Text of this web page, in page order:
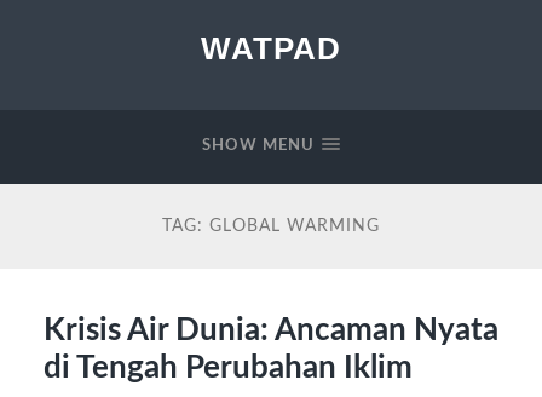
WATPAD
SHOW MENU
TAG: GLOBAL WARMING
Krisis Air Dunia: Ancaman Nyata
di Tengah Perubahan Iklim